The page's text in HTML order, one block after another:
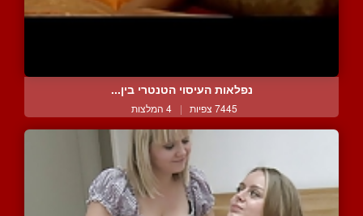
נפלאות העיסוי הטנטרי בין...
7445 צפיות | 4 המלצות